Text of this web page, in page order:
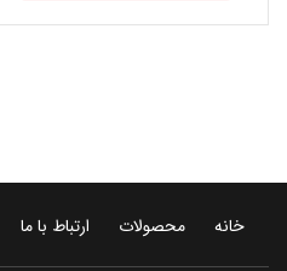
خانه محصولات ارتباط با ما